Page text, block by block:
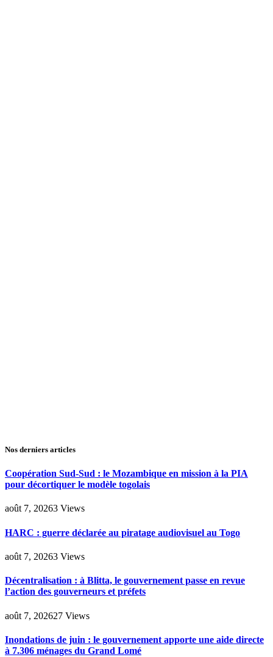
Nos derniers articles
Coopération Sud-Sud : le Mozambique en mission à la PIA
pour décortiquer le modèle togolais
août 7, 20263 Views
HARC : guerre déclarée au piratage audiovisuel au Togo
août 7, 20263 Views
Décentralisation : à Blitta, le gouvernement passe en revue
l’action des gouverneurs et préfets
août 7, 202627 Views
Inondations de juin : le gouvernement apporte une aide directe
à 7.306 ménages du Grand Lomé